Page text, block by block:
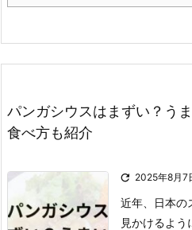
パンガシウスはまずい？う
食べ方も紹介
 2025年8月7
近年、日本の
見かけるよう